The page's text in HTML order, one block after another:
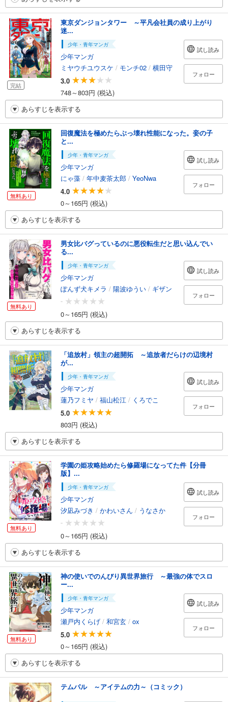
完結
東京ダンジョンタワー ～平凡会社員の成り上がり
迷...
少年・青年マンガ
少年マンガ
ミヤウチユウスケ / モンチ02 / 横田守
3.0
748～803円 (税込)
試し読み
フォロー
あらすじを表示する
無料あり
回復魔法を極めたらぶっ壊れ性能になった。妾の子
と...
少年・青年マンガ
少年マンガ
にゃ藻 / 年中麦茶太郎 / YeoNwa
4.0
0～165円 (税込)
試し読み
フォロー
あらすじを表示する
無料あり
男女比バグっているのに悪役転生だと思い込んでい
る...
少年・青年マンガ
少年マンガ
ぽんず犬キメラ / 陽波ゆうい / ギザン
-
0～165円 (税込)
試し読み
フォロー
あらすじを表示する
「追放村」領主の超開拓 ～追放者だらけの辺境村
が...
少年・青年マンガ
少年マンガ
蓮乃フミヤ / 福山松江 / くろでこ
5.0
803円 (税込)
試し読み
フォロー
あらすじを表示する
無料あり
学園の姫攻略始めたら修羅場になってた件【分冊
版】...
少年・青年マンガ
少年マンガ
汐凪みづき / かわいさん / うなさか
-
0～165円 (税込)
試し読み
フォロー
あらすじを表示する
無料あり
神の使いでのんびり異世界旅行 ～最強の体でスロ
ー...
少年・青年マンガ
少年マンガ
瀬戸内くらげ / 和宮玄 / ox
5.0
0～165円 (税込)
試し読み
フォロー
あらすじを表示する
テムパル ～アイテムの力～（コミック）